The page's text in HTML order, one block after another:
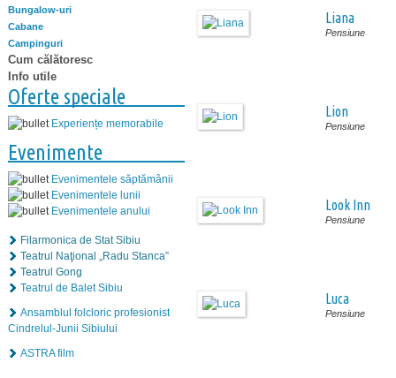
Bungalow-uri
Cabane
Campinguri
Cum călătoresc
Info utile
Oferte speciale
Experiențe memorabile
Evenimente
Evenimentele săptămânii
Evenimentele lunii
Evenimentele anului
Filarmonica de Stat Sibiu
Teatrul Naţional „Radu Stanca”
Teatrul Gong
Teatrul de Balet Sibiu
Ansamblul folcloric profesionist
Cindrelul-Junii Sibiului
ASTRA film
Liana
Pensiune
Lion
Pensiune
Look Inn
Pensiune
Luca
Pensiune